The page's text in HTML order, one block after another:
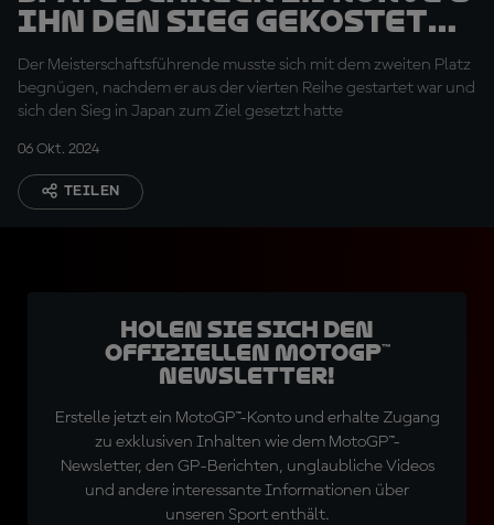
ihn den Sieg gekostet
hat
Der Meisterschaftsführende musste sich mit dem zweiten Platz
begnügen, nachdem er aus der vierten Reihe gestartet war und
sich den Sieg in Japan zum Ziel gesetzt hatte
06 Okt. 2024
TEILEN
Holen Sie sich den
offiziellen MotoGP™
Newsletter!
Erstelle jetzt ein MotoGP™-Konto und erhalte Zugang
zu exklusiven Inhalten wie dem MotoGP™-
Newsletter, den GP-Berichten, unglaubliche Videos
und andere interessante Informationen über
unseren Sport enthält.